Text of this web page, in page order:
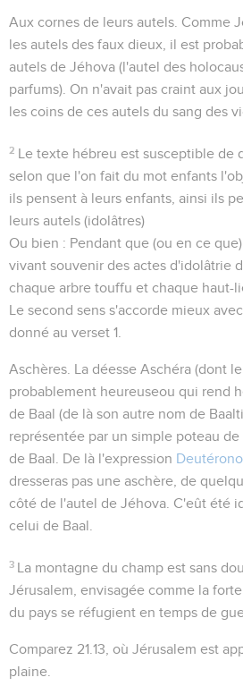
Aux cornes de leurs autels . Comme
les autels des faux dieux, il est
autels de Jéhova (l'autel des
parfums). On n'avait pas craint aux
les coins de ces autels du sang des
2 Le texte hébreu est susceptible de
selon que l'on fait du mot enfants
ils pensent à leurs enfants, ainsi ils
leurs autels (idolâtres)
Ou bien : Pendant que (ou en ce
vivant souvenir des actes d'idolâtrie
chaque arbre touffu et chaque haut-
Le second sens s'accorde mieux
donné au verset 1.
Aschères . La déesse Aschéra (dont
probablement heureuseou qui rend
de Baal (de là son autre nom de
représentée par un simple poteau
de Baal. De là l'expression
dresseras pas une aschère, de
côté de l'autel de Jéhova . C'eût été
celui de Baal.
3 La montagne du champ est sans
Jérusalem, envisagée comme la
du pays se réfugient en temps de
Comparez 21.13 , où Jérusalem est
plaine